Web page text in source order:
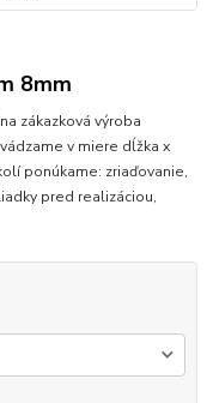
8mm
zákazková výroba
v miere dĺžka x
ponúkame: zriaďovanie,
pred realizáciou,